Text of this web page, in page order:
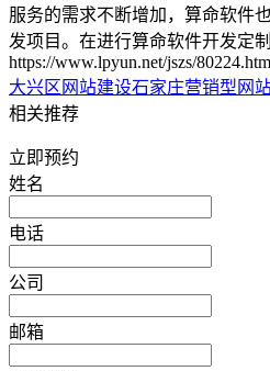
服务的需求不断增加，算命软件
发项目。在进行算命软件开发定
https://www.lpyun.net/jszs/
大兴区网站建设石家庄营销型网
相关推荐
立即预约
姓名
电话
公司
邮箱